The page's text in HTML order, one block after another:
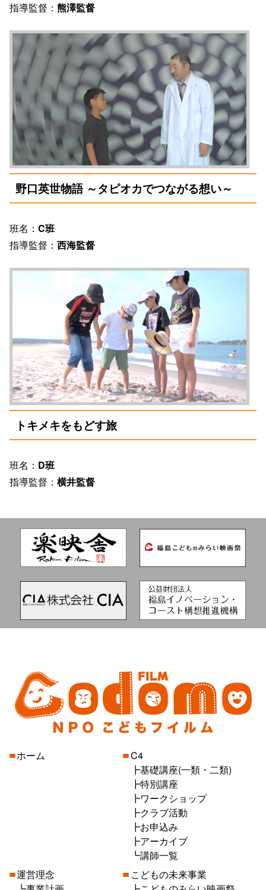
指導監督： 熊澤監督
野口英世物語 ～タピオカでつながる想い～
班名： C班
指導監督： 西海監督
トキメキをもどす旅
班名： D班
指導監督： 横井監督
ホーム
C4
基礎講座(一類・二類)
特別講座
ワークショップ
クラブ活動
お申込み
アーカイブ
講師一覧
運営理念
こどもの未来事業